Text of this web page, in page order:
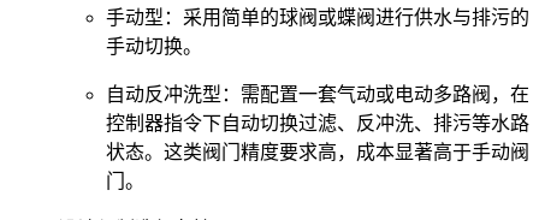
手动型：采用简单的球阀或蝶阀进行供水与排污的
手动切换。
自动反冲洗型：需配置一套气动或电动多路阀，在
控制器指令下自动切换过滤、反冲洗、排污等水路
状态。这类阀门精度要求高，成本显著高于手动阀
门。